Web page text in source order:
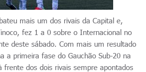
mais um dos rivais da Capital e,
fez 1 a 0 sobre o Internacional no
deste sábado. Com mais um resultado
a primeira fase do Gauchão Sub-20 na
frente dos dois rivais sempre apontados